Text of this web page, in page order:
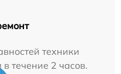
техники
течение 2 часов.